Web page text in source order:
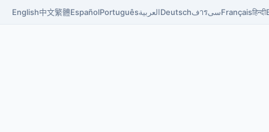
English中文繁體EspañolPortuguêsالعربيةDeutsch فารسیFrançaisहिन्दी